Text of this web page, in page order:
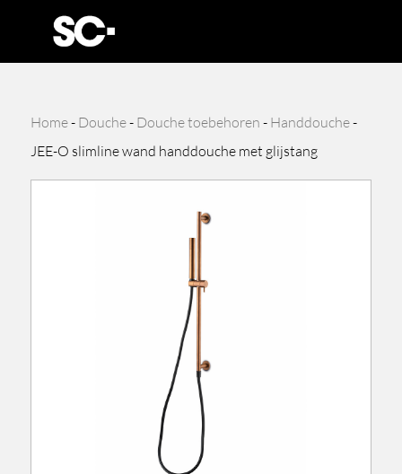
Home- Douche- Douche toebehoren - Handdouche-
JEE-O slimline wand handdouche met glijstang